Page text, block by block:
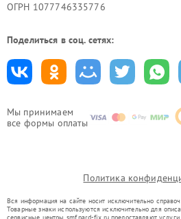
Мы принимаем
все формы оплаты
ОГРН 1077746335776
Поделиться в соц. сетях:
Политика
Вся информация на сайте носит исключительно
Товарные знаки используются исключительно для